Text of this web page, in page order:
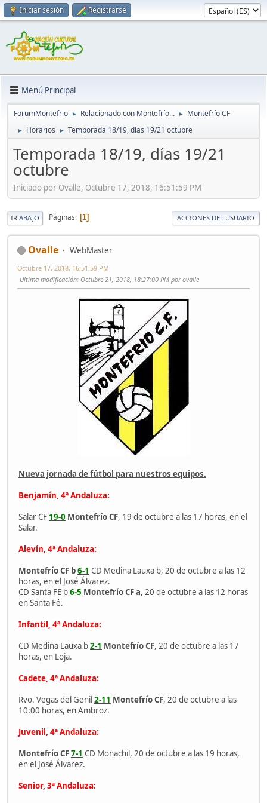
Iniciar sesión Registrarse
Menú Principal
ForumMontefrio ► Relacionado con Montefrío... ► Montefrío CF
► Horarios ► Temporada 18/19, días 19/21 octubre
Temporada 18/19, días 19/21
octubre
Iniciado por Ovalle, Octubre 17, 2018, 16:51:59 PM
IR ABAJO Páginas 1 ACCIONES DEL USUARIO
Ovalle WebMaster
Octubre 17, 2018, 16:51:59 PM
Ultima modificación: Octubre 21, 2018, 18:27:00 PM por ovalle
Nueva jornada de fútbol para nuestros equipos.
Benjamín, 4ª Andaluza:
Salar CF 19-0 Montefrío CF, 19 de octubre a las 17 horas, en el
Salar.
Alevín, 4ª Andaluza:
Montefrío CF b6-1 CD Medina Lauxa b, 20 de octubre a las 12
horas, en el José Álvarez.
CD Santa FE b6-5 Montefrío CF a, 20 de octubre a las 12 horas
en Santa Fé.
Infantil, 4ª Andaluza:
CD Medina Lauxa b2-1 Montefrío CF, 20 de octubre a las 17
horas, en Loja.
Cadete, 4ª Andaluza:
Rvo. Vegas del Genil2-11 Montefrío CF, 20 de octubre a las
10:00 horas, en Ambroz.
Juvenil, 4ª Andaluza:
Montefrío CF7-1 CD Monachil, 20 de octubre a las 19 horas,
en el José Álvarez.
Senior, 3ª Andaluza: